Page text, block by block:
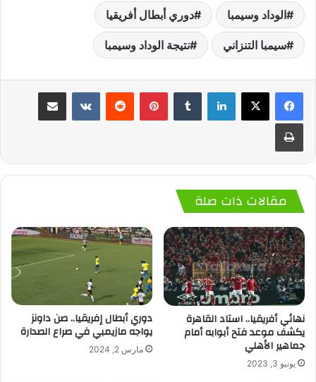
الوداد وسيمبا دوري أبطال أفريقيا
سيمبا التنزاني نتيجة الوداد وسيمبا
لينكدإن بينتيريست
مقالات ذات صلة
نهائي أفريقيا.. استاد القاهرة
يكشف موعد فتح أبوابه أمام
جماهير الأهلي
يونيو 3, 2023
دوري أبطال إفريقيا.. صن داونز
يواجه مازيمبي في صراع الصدارة
مارس 2, 2024